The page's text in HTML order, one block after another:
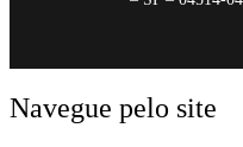
Navegue pelo site